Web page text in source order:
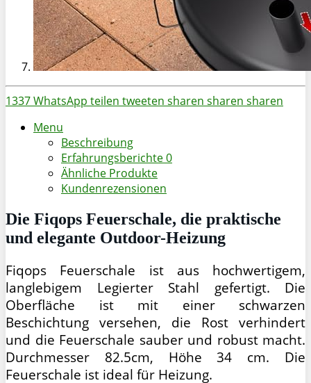
1337WhatsApp teilen tweeten sharen sharen sharen
Menu
Beschreibung
Erfahrungsberichte0
Ähnliche Produkte
Kundenrezensionen
Die Fiqops Feuerschale, die praktische
und elegante Outdoor-Heizung
Fiqops Feuerschale ist aus hochwertigem,
langlebigem Legierter Stahl gefertigt. Die
Oberfläche ist mit einer schwarzen
Beschichtung versehen, die Rost verhindert
und die Feuerschale sauber und robust macht.
Durchmesser 82.5cm, Höhe 34 cm. Die
Feuerschale ist ideal für Heizung.